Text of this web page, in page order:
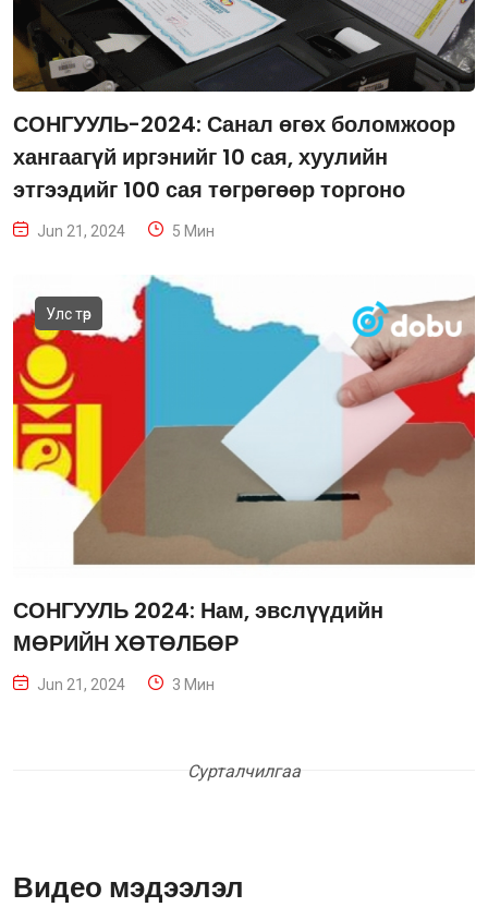
СОНГУУЛЬ-2024: Санал өгөх боломжоор
хангаагүй иргэнийг 10 сая, хуулийн
этгээдийг 100 сая төгрөгөөр торгоно
Jun 21, 2024 5 Мин
Улс төр
СОНГУУЛЬ 2024: Нам, эвслүүдийн
МӨРИЙН ХӨТӨЛБӨР
Jun 21, 2024 3 Мин
Сурталчилгаа
Видео мэдээлэл